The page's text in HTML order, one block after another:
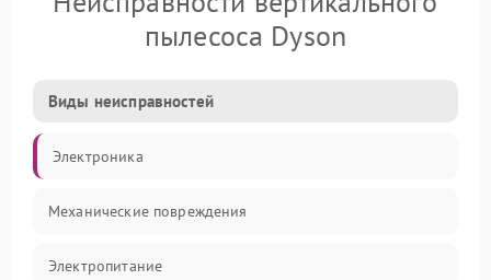
пылесоса Dyson
Виды неисправностей
Электроника
Механические повреждения
Электропитание